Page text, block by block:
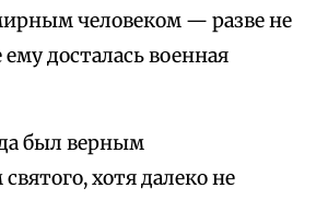
человеком — разве не
досталась военная
был верным
хотя далеко не